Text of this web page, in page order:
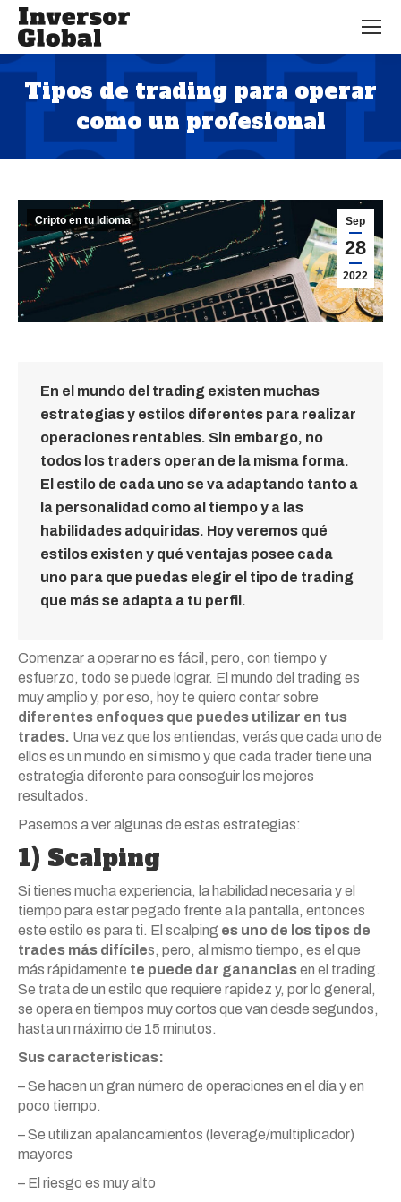
Tipos de trading para operar
como un profesional
Estás aquí:
Sep
28
2022
Cripto en tu Idioma
En el mundo del trading existen muchas
estrategias y estilos diferentes para realizar
operaciones rentables. Sin embargo, no
todos los traders operan de la misma forma.
El estilo de cada uno se va adaptando tanto a
la personalidad como al tiempo y a las
habilidades adquiridas. Hoy veremos qué
estilos existen y qué ventajas posee cada
uno para que puedas elegir el tipo de trading
que más se adapta a tu perfil.
Comenzar a operar no es fácil, pero, con tiempo y
esfuerzo, todo se puede lograr. El mundo del trading es
muy amplio y, por eso, hoy te quiero contar sobre
diferentes enfoques que puedes utilizar en tus
trades. Una vez que los entiendas, verás que cada uno de
ellos es un mundo en sí mismo y que cada trader tiene una
estrategia diferente para conseguir los mejores
resultados.
Pasemos a ver algunas de estas estrategias:
1) Scalping
Si tienes mucha experiencia, la habilidad necesaria y el
tiempo para estar pegado frente a la pantalla, entonces
este estilo es para ti. El scalping es uno de los tipos de
trades más difíciles, pero, al mismo tiempo, es el que
más rápidamente te puede dar gananciasen el trading.
Se trata de un estilo que requiere rapidez y, por lo general,
se opera en tiempos muy cortos que van desde segundos,
hasta un máximo de 15 minutos.
Sus características:
– Se hacen un gran número de operaciones en el día y en
poco tiempo.
– Se utilizan apalancamientos (leverage/multiplicador)
mayores
– El riesgo es muy alto